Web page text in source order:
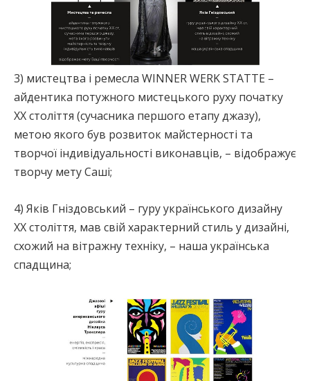
3) мистецтва і ремесла WINNER WERK STATTE –
айдентика потужного мистецького руху початку
ХХ століття (сучасника першого етапу джазу),
метою якого був розвиток майстерності та
творчої індивідуальності виконавців, – відображує
творчу мету Саші;
4) Яків Гніздовський – гуру українського дизайну
ХХ століття, мав свій характерний стиль у дизайні,
схожий на вітражну техніку, – наша українська
спадщина;